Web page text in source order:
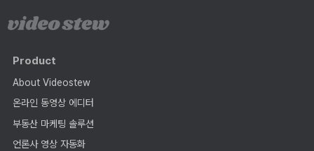
Product
About Videostew
온라인 동영상 에디터
부동산 마케팅 솔루션
언론사 영상 자동화